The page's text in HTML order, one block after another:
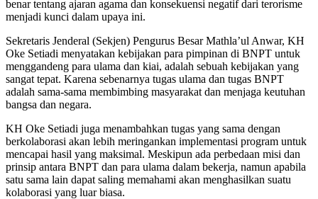
benar tentang ajaran agama dan konsekuensi negatif dari terorisme
menjadi kunci dalam upaya ini.
Sekretaris Jenderal (Sekjen) Pengurus Besar Mathla’ul Anwar, KH
Oke Setiadi menyatakan kebijakan para pimpinan di BNPT untuk
menggandeng para ulama dan kiai, adalah sebuah kebijakan yang
sangat tepat. Karena sebenarnya tugas ulama dan tugas BNPT
adalah sama-sama membimbing masyarakat dan menjaga keutuhan
bangsa dan negara.
KH Oke Setiadi juga menambahkan tugas yang sama dengan
berkolaborasi akan lebih meringankan implementasi program untuk
mencapai hasil yang maksimal. Meskipun ada perbedaan misi dan
prinsip antara BNPT dan para ulama dalam bekerja, namun apabila
satu sama lain dapat saling memahami akan menghasilkan suatu
kolaborasi yang luar biasa.